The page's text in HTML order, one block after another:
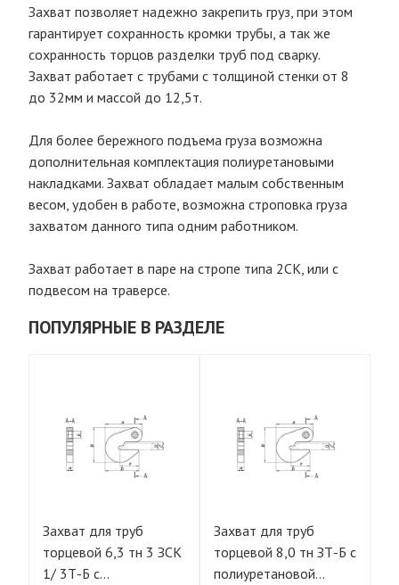
Захват позволяет надежно закрепить груз, при этом
гарантирует сохранность кромки трубы, а так же
сохранность торцов разделки труб под сварку.
Захват работает с трубами с толщиной стенки от 8
до 32мм и массой до 12,5т.
Для более бережного подъема груза возможна
дополнительная комплектация полиуретановыми
накладками. Захват обладает малым собственным
весом, удобен в работе, возможна строповка груза
захватом данного типа одним работником.
Захват работает в паре на стропе типа 2СК, или с
подвесом на траверсе.
ПОПУЛЯРНЫЕ В РАЗДЕЛЕ
Захват для труб
торцевой 6,3 тн 3 ЗСК
1/ 3Т-Б с
Захват для труб
торцевой 8,0 тн ЗТ-Б с
полиуретановой